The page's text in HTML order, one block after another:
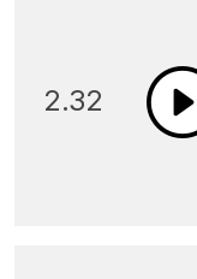
2.32